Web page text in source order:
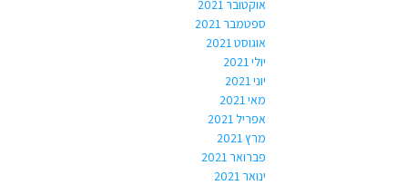
אוקטובר 2021
ספטמבר 2021
אוגוסט 2021
יולי 2021
יוני 2021
מאי 2021
אפריל 2021
מרץ 2021
פברואר 2021
ינואר 2021